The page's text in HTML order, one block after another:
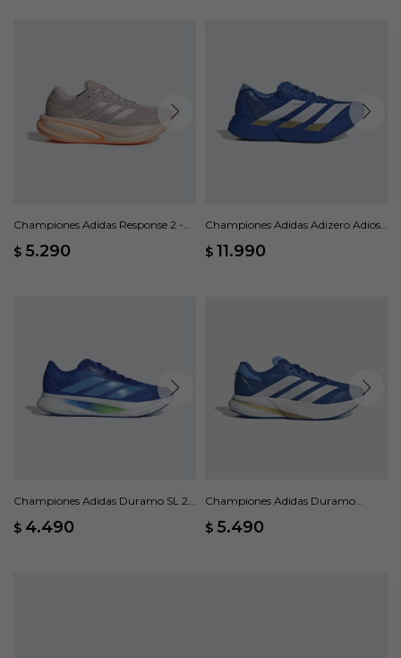
Championes Adidas Response 2 -
$ 5.290
Championes Adidas Adizero Adios
$ 11.990
Championes Adidas Duramo SL 2 -
$ 4.490
Championes Adidas Duramo
$ 5.490